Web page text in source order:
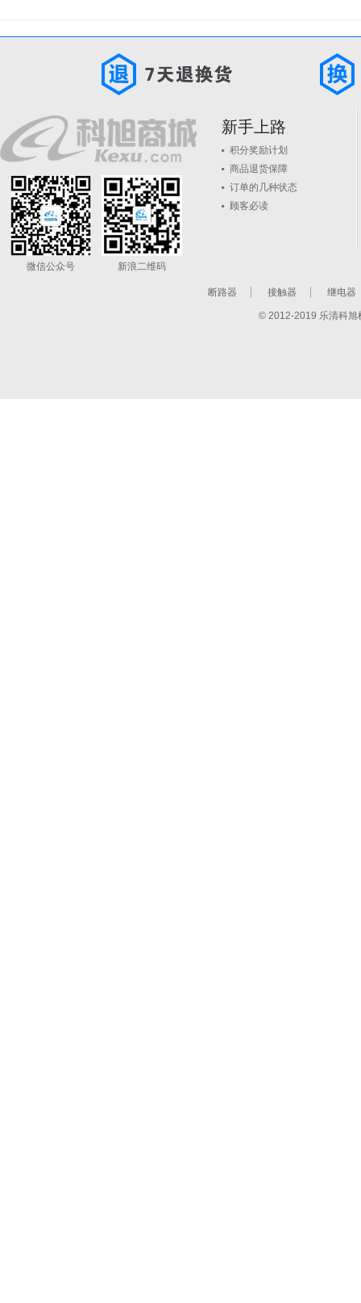
微信公众号 新浪二维码
新手上路
积分奖励计划
商品退货保障
订单的几种状态
顾客必读
断路器 接触器 继电器
© 2012-2019 乐清科旭